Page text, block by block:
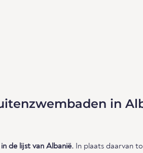
in
de lijst van Albanië. In plaats daarvan